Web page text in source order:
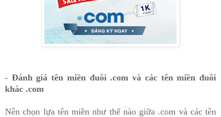
- Đánh giá tên miền đuôi .com và các tên miền đuôi
khác .com
Nên chọn lựa tên miền như thế nào giữa .com và các tên